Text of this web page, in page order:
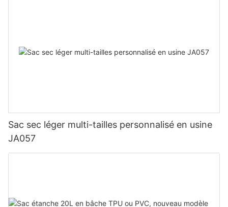
Sac sec léger multi-tailles personnalisé en usine
JA057